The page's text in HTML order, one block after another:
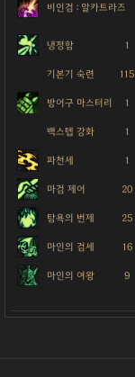
비인검 : 알카트라즈
냉정함 1
기본기 숙련 115
방어구 마스터리 1
백스텝 강화 1
파천세 1
마검 제어 20
탐욕의 번제 25
마인의 검세 16
마인의 여왕 9